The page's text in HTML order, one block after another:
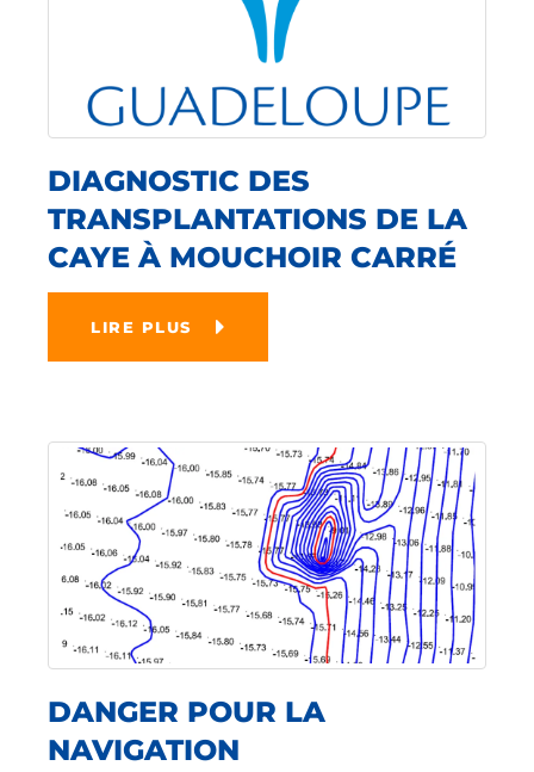
DIAGNOSTIC DES
TRANSPLANTATIONS DE LA
CAYE À MOUCHOIR CARRÉ
LIRE PLUS
DANGER POUR LA
NAVIGATION